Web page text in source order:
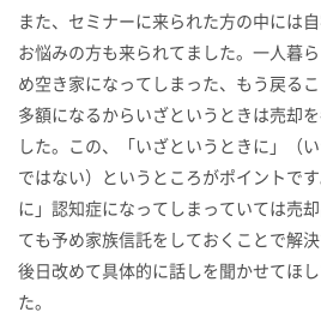
また、セミナーに来られた方の中には
お悩みの方も来られてました。一人暮
め空き家になってしまった、もう戻る
多額になるからいざというときは売却
した。この、「いざというときに」（
ではない）というところがポイントで
に」認知症になってしまっていては売
ても予め家族信託をしておくことで解
後日改めて具体的に話しを聞かせてほ
た。